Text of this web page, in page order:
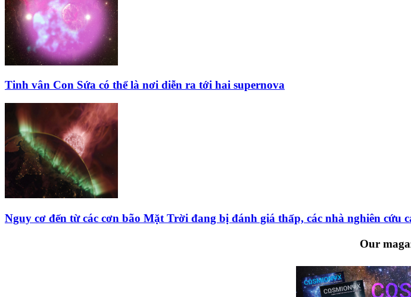
Tinh vân Con Sứa có thể là nơi diễn ra tới hai supernova
Nguy cơ đến từ các cơn bão Mặt Trời đang bị đánh giá thấp, các nhà nghiên cứu
Our